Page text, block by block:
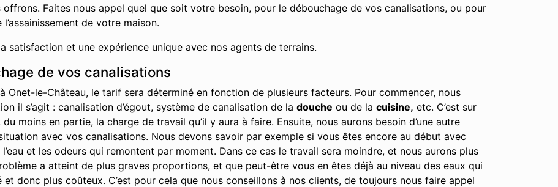
Faites nous appel quel que soit votre besoin, pour le débouchage de vos canalisations, ou pour
de votre maison.
satisfaction et une expérience unique avec nos agents de terrains.
de vos canalisations
Onet-le-Château, le tarif sera déterminé en fonction de plusieurs facteurs. Pour commencer, nous
il s’agit : canalisation d’égout, système de canalisation de la douche ou de la cuisine, etc. C’est sur
moins en partie, la charge de travail qu’il y aura à faire. Ensuite, nous aurons besoin d’une autre
avec vos canalisations. Nous devons savoir par exemple si vous êtes encore au début avec
et les odeurs qui remontent par moment. Dans ce cas le travail sera moindre, et nous aurons plus
a atteint de plus graves proportions, et que peut-être vous en êtes déjà au niveau des eaux qui
donc plus coûteux. C’est pour cela que nous conseillons à nos clients, de toujours nous faire appel